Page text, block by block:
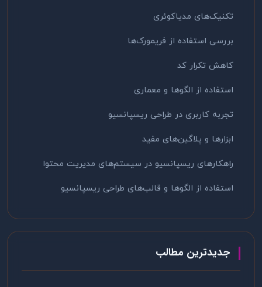
تکنیک‌های مدیاکوئری
بررسی استفاده از فریمورک‌ها
کاهش تکرار کد
استفاده از الگوها و معماری
تجربه کاربری در طراحی ریسپانسیو
ابزارها و پلاگین‌های مفید
راهکارهای ریسپانسیو در سیستم‌های مدیریت محتوا
استفاده از الگوها و قالب‌های طراحی ریسپانسیو
جدیدترین مطالب